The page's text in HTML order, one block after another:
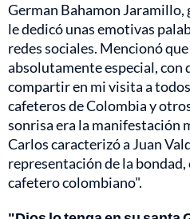
German Bahamon Jaramillo,
le dedicó unas emotivas
redes sociales. Mencionó
absolutamente especial, con
compartir en mi visita a
cafeteros de Colombia y
sonrisa era la manifestación
Carlos caracterizó a Juan
representación de la
cafetero colombiano".